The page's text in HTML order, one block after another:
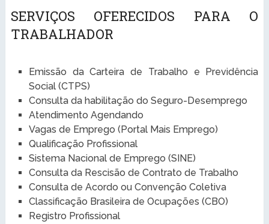
SERVIÇOS OFERECIDOS PARA O
TRABALHADOR
Emissão da Carteira de Trabalho e Previdência
Social (CTPS)
Consulta da habilitação do Seguro-Desemprego
Atendimento Agendando
Vagas de Emprego (Portal Mais Emprego)
Qualificação Profissional
Sistema Nacional de Emprego (SINE)
Consulta da Rescisão de Contrato de Trabalho
Consulta de Acordo ou Convenção Coletiva
Classificação Brasileira de Ocupações (CBO)
Registro Profissional